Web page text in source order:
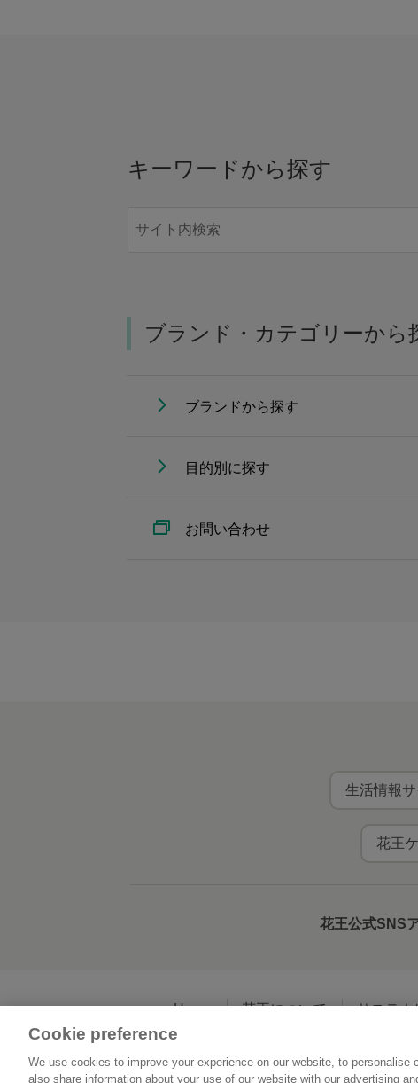
キーワードから探す
ブランド・カテゴリーから
ブランドから探す
目的別に探す
お問い合わせ
生活情報
花王
花王公式SNS
Home 花王について サステナ
利用規約 花王のア
Cookie preference
We use cookies to improve your experience on our website, to
also share information about your use of our website with our advertising